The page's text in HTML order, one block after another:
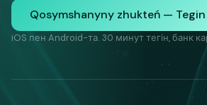
Qosymshanyny zhukteń — Tegin
iOS пен Android-та. 30 минут тегін, банк